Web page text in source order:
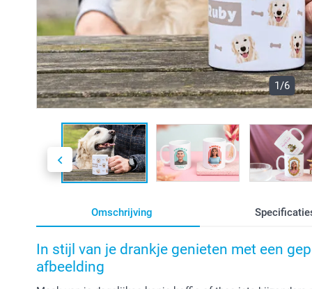
1/6
Omschrijving
In stijl van je drankje genieten met een
afbeelding